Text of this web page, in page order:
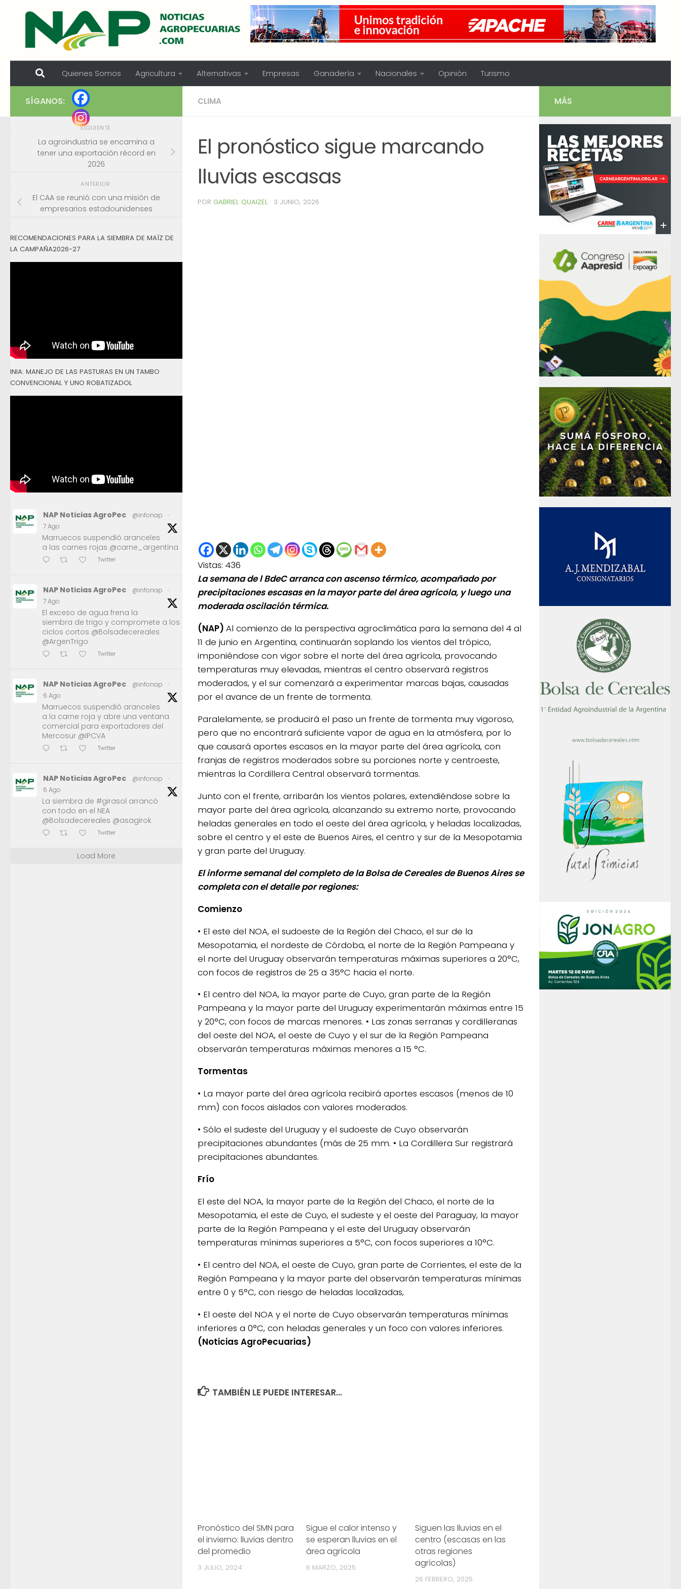
Skip to content
Quienes Somos Agricultura Alternativas Empresas Ganadería Nacionales Opinión Turismo
CLIMA
El pronóstico sigue marcando
lluvias escasas
POR GABRIEL QUAIZEL · 3 JUNIO, 2026
Vistas: 436
La semana de l BdeC arranca con ascenso térmico, acompañado por
precipitaciones escasas en la mayor parte del área agrícola, y luego una
moderada oscilación térmica.
(NAP) Al comienzo de la perspectiva agroclimática para la semana del 4 al
11 de junio en Argentina, continuarán soplando los vientos del trópico,
imponiéndose con vigor sobre el norte del área agrícola, provocando
temperaturas muy elevadas, mientras el centro observará registros
moderados, y el sur comenzará a experimentar marcas bajas, causadas
por el avance de un frente de tormenta.
Paralelamente, se producirá el paso un frente de tormenta muy vigoroso,
pero que no encontrará suficiente vapor de agua en la atmósfera, por lo
que causará aportes escasos en la mayor parte del área agrícola, con
franjas de registros moderados sobre su porciones norte y centroeste,
mientras la Cordillera Central observará tormentas.
Junto con el frente, arribarán los vientos polares, extendiéndose sobre la
mayor parte del área agrícola, alcanzando su extremo norte, provocando
heladas generales en todo el oeste del área agrícola, y heladas localizadas,
sobre el centro y el este de Buenos Aires, el centro y sur de la Mesopotamia
y gran parte del Uruguay.
El informe semanal del completo de la Bolsa de Cereales de Buenos Aires se
completa con el detalle por regiones:
Comienzo
• El este del NOA, el sudoeste de la Región del Chaco, el sur de la
Mesopotamia, el nordeste de Córdoba, el norte de la Región Pampeana y
el norte del Uruguay observarán temperaturas máximas superiores a 20°C,
con focos de registros de 25 a 35°C hacia el norte.
• El centro del NOA, la mayor parte de Cuyo, gran parte de la Región
Pampeana y la mayor parte del Uruguay experimentarán máximas entre 15
y 20°C, con focos de marcas menores. • Las zonas serranas y cordilleranas
del oeste del NOA, el oeste de Cuyo y el sur de la Región Pampeana
observarán temperaturas máximas menores a 15 °C.
Tormentas
• La mayor parte del área agrícola recibirá aportes escasos (menos de 10
mm) con focos aislados con valores moderados.
• Sólo el sudeste del Uruguay y el sudoeste de Cuyo observarán
precipitaciones abundantes (más de 25 mm. • La Cordillera Sur registrará
precipitaciones abundantes.
Frío
El este del NOA, la mayor parte de la Región del Chaco, el norte de la
Mesopotamia, el este de Cuyo, el sudeste y el oeste del Paraguay, la mayor
parte de la Región Pampeana y el este del Uruguay observarán
temperaturas mínimas superiores a 5°C, con focos superiores a 10°C.
• El centro del NOA, el oeste de Cuyo, gran parte de Corrientes, el este de la
Región Pampeana y la mayor parte del observarán temperaturas mínimas
entre 0 y 5°C, con riesgo de heladas localizadas,
• El oeste del NOA y el norte de Cuyo observarán temperaturas mínimas
inferiores a 0°C, con heladas generales y un foco con valores inferiores.
(Noticias AgroPecuarias)
TAMBIÉN LE PUEDE INTERESAR...
Pronóstico del SMN para
el invierno: lluvias dentro
del promedio
3 JULIO, 2024
Sigue el calor intenso y
se esperan lluvias en el
área agrícola
6 MARZO, 2025
Siguen las lluvias en el
centro (escasas en las
otras regiones
agrícolas)
26 FEBRERO, 2025
SÍGANOS:
SIGUIENTE
La agroindustria se encamina a
tener una exportación récord en
2026
ANTERIOR
El CAA se reunió con una misión de
empresarios estadounidenses
RECOMENDACIONES PARA LA SIEMBRA DE MAÍZ DE
LA CAMPAÑA2026-27
INIA: MANEJO DE LAS PASTURAS EN UN TAMBO
CONVENCIONAL Y UNO ROBATIZADOL
NAP Noticias AgroPec @infonap
·
7 Ago
Marruecos suspendió aranceles
a las carnes rojas @carne_argentina
Twitter
NAP Noticias AgroPec @infonap
·
7 Ago
El exceso de agua frena la
siembra de trigo y compromete a los
ciclos cortos @Bolsadecereales
@ArgenTrigo
Twitter
NAP Noticias AgroPec @infonap
·
6 Ago
Marruecos suspendió aranceles
a la carne roja y abre una ventana
comercial para exportadores del
Mercosur @IPCVA
Twitter
NAP Noticias AgroPec @infonap
·
6 Ago
La siembra de #girasol arrancó
con todo en el NEA
@Bolsadecereales @asagirok
Twitter
Load More
MÁS